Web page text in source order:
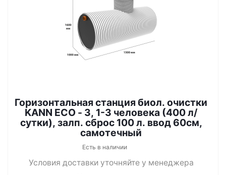
Горизонтальная станция биол. очистки
KANN ECO - 3, 1-3 человека (400 л/
сутки), залп. сброс 100 л. ввод 60см,
самотечный
Есть в наличии
Условия доставки уточняйте у менеджера